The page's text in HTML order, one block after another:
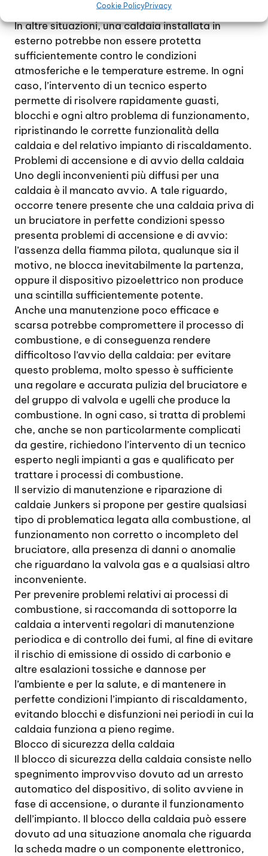
Cookie PolicyPrivacy
In altre situazioni, una caldaia installata in
esterno potrebbe non essere protetta
sufficientemente contro le condizioni
atmosferiche e le temperature estreme. In ogni
caso, l’intervento di un tecnico esperto
permette di risolvere rapidamente guasti,
blocchi e ogni altro problema di funzionamento,
ripristinando le corrette funzionalità della
caldaia e del relativo impianto di riscaldamento.
Problemi di accensione e di avvio della caldaia
Uno degli inconvenienti più diffusi per una
caldaia è il mancato avvio. A tale riguardo,
occorre tenere presente che una caldaia priva di
un bruciatore in perfette condizioni spesso
presenta problemi di accensione e di avvio:
l’assenza della fiamma pilota, qualunque sia il
motivo, ne blocca inevitabilmente la partenza,
oppure il dispositivo pizoelettrico non produce
una scintilla sufficientemente potente.
Anche una manutenzione poco efficace e
scarsa potrebbe compromettere il processo di
combustione, e di conseguenza rendere
difficoltoso l’avvio della caldaia: per evitare
questo problema, molto spesso è sufficiente
una regolare e accurata pulizia del bruciatore e
del gruppo di valvola e ugelli che produce la
combustione. In ogni caso, si tratta di problemi
che, anche se non particolarmente complicati
da gestire, richiedono l’intervento di un tecnico
esperto negli impianti a gas e qualificato per
trattare i processi di combustione.
Il servizio di manutenzione e riparazione di
caldaie Junkers si propone per gestire qualsiasi
tipo di problematica legata alla combustione, al
funzionamento non corretto o incompleto del
bruciatore, alla presenza di danni o anomalie
che riguardano la valvola gas e a qualsiasi altro
inconveniente.
Per prevenire problemi relativi ai processi di
combustione, si raccomanda di sottoporre la
caldaia a interventi regolari di manutenzione
periodica e di controllo dei fumi, al fine di evitare
il rischio di emissione di ossido di carbonio e
altre esalazioni tossiche e dannose per
l’ambiente e per la salute, e di mantenere in
perfette condizioni l’impianto di riscaldamento,
evitando blocchi e disfunzioni nei periodi in cui la
caldaia funziona a pieno regime.
Blocco di sicurezza della caldaia
Il blocco di sicurezza della caldaia consiste nello
spegnimento improvviso dovuto ad un arresto
automatico del dispositivo, di solito avviene in
fase di accensione, o durante il funzionamento
dell’impianto. Il blocco della caldaia può essere
dovuto ad una situazione anomala che riguarda
la scheda madre o un componente elettronico,